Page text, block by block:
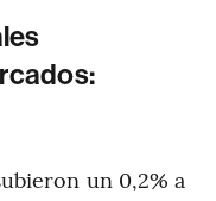
un 0,2% a